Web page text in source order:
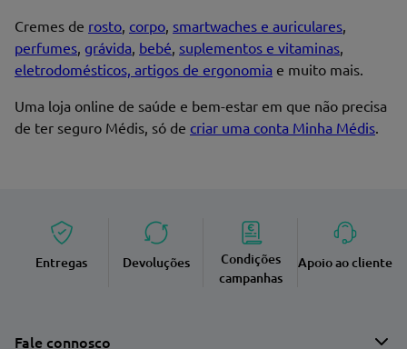
Cremes de rosto, corpo, smartwaches e auriculares,
perfumes, grávida, bebé, suplementos e vitaminas,
eletrodomésticos, artigos de ergonomia e muito mais.
Uma loja online de saúde e bem-estar em que não precisa
de ter seguro Médis, só de criar uma conta Minha Médis.
Entregas Devoluções
Condições
campanhas
Apoio ao cliente
Fale connosco